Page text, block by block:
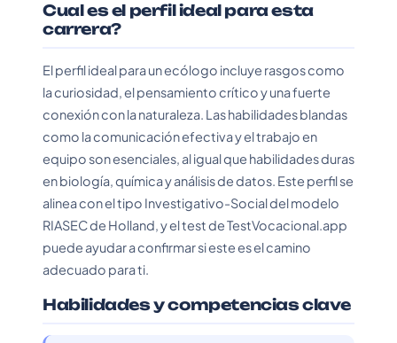
Cual es el perfil ideal para esta
carrera?
El perfil ideal para un ecólogo incluye rasgos como
la curiosidad, el pensamiento crítico y una fuerte
conexión con la naturaleza. Las habilidades blandas
como la comunicación efectiva y el trabajo en
equipo son esenciales, al igual que habilidades duras
en biología, química y análisis de datos. Este perfil se
alinea con el tipo Investigativo-Social del modelo
RIASEC de Holland, y el test de TestVocacional.app
puede ayudar a confirmar si este es el camino
adecuado para ti.
Habilidades y competencias clave